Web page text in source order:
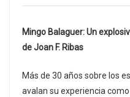
Mingo Balaguer: Un
de Joan F. Ribas
Más de 30 años sobre los
avalan su experiencia